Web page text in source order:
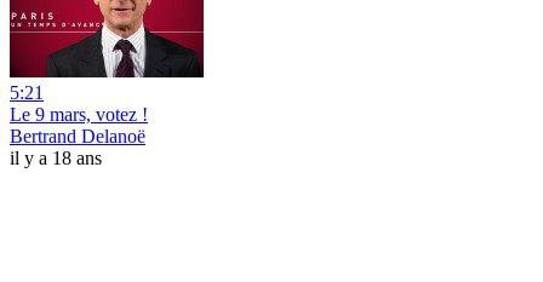
5:21
Le 9 mars, votez !
Bertrand Delanoë
il y a 18 ans